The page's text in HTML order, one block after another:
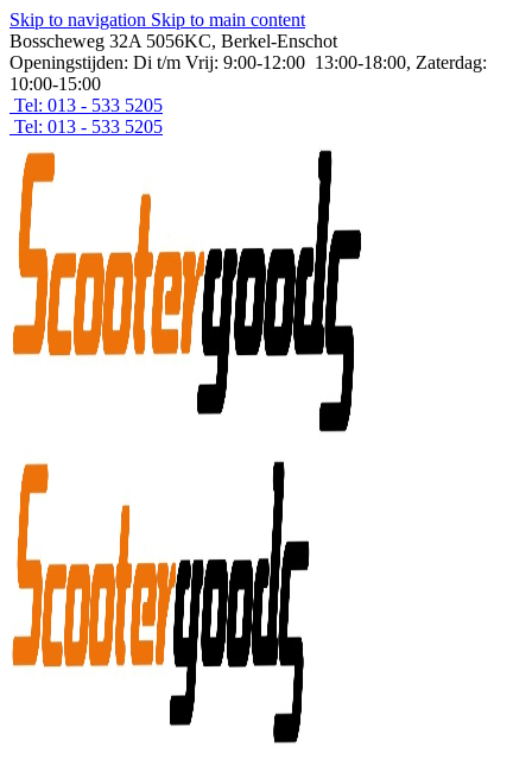
Skip to navigation Skip to main content
Bosscheweg 32A 5056KC, Berkel-Enschot
Openingstijden: Di t/m Vrij: 9:00-12:00 13:00-18:00, Zaterdag:
10:00-15:00
Tel: 013 - 533 5205
Tel: 013 - 533 5205